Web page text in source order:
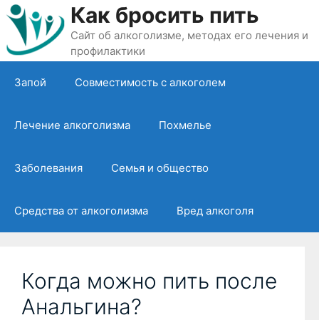
Перейти
содержимому
Как бросить пить
Сайт об алкоголизме, методах его лечения и
профилактики
Запой Совместимость с алкоголем
Лечение алкоголизма Похмелье
Заболевания Семья и общество
Средства от алкоголизма Вред алкоголя
Когда можно пить после
Анальгина?